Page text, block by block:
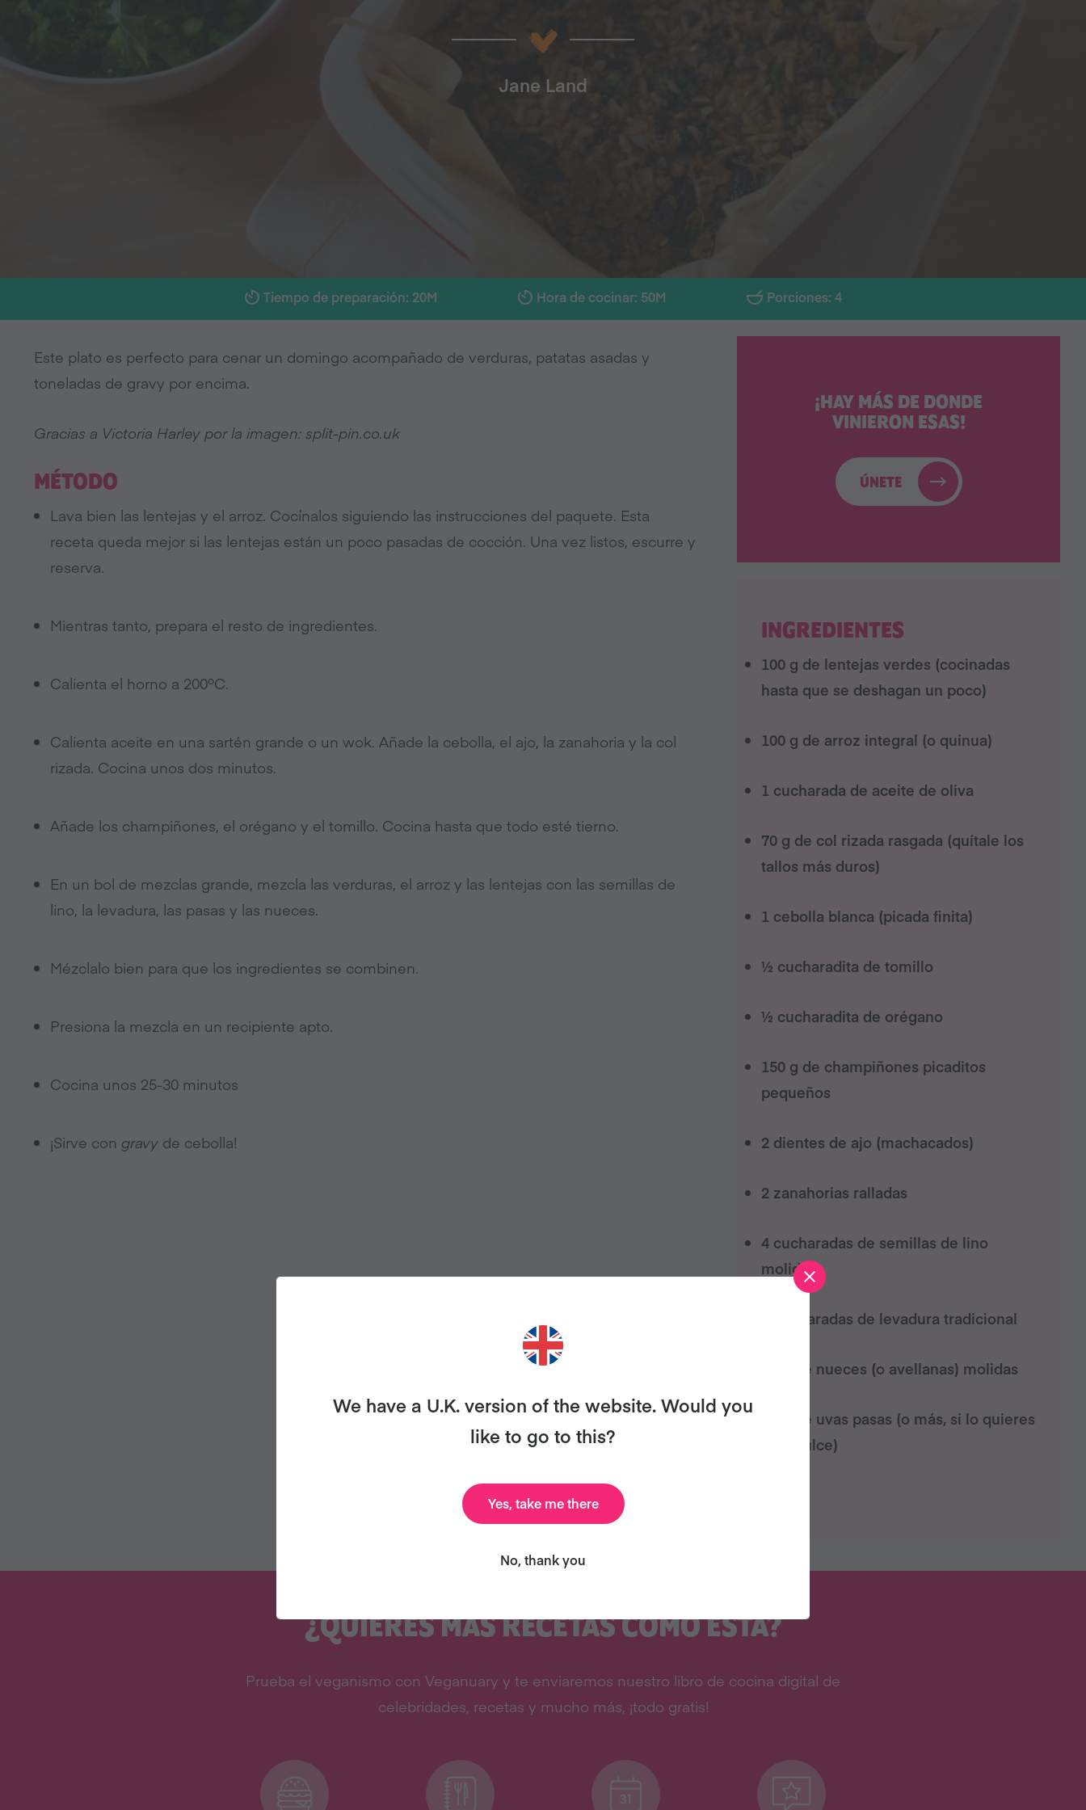
Jane Land
Tiempo de preparación: 20M Hora de cocinar: 50M Porciones: 4
¡HAY MÁS DE DONDE
VINIERON ESAS!
ÚNETE
INGREDIENTES
100 g de lentejas verdes (cocinadas
hasta que se deshagan un poco)
100 g de arroz integral (o quinua)
1 cucharada de aceite de oliva
70 g de col rizada rasgada (quítale los
tallos más duros)
1 cebolla blanca (picada finita)
½ cucharadita de tomillo
½ cucharadita de orégano
150 g de champiñones picaditos
pequeños
2 dientes de ajo (machacados)
2 zanahorias ralladas
4 cucharadas de semillas de lino
molidas
2 cucharadas de levadura tradicional
50 g de nueces (o avellanas) molidas
50 g de uvas pasas (o más, si lo quieres
más dulce)
Este plato es perfecto para cenar un domingo acompañado de verduras, patatas asadas y
toneladas de gravy por encima.
Gracias a Victoria Harley por la imagen: split-pin.co.uk
MÉTODO
Lava bien las lentejas y el arroz. Cocínalos siguiendo las instrucciones del paquete. Esta
receta queda mejor si las lentejas están un poco pasadas de cocción. Una vez listos, escurre y
reserva.
Mientras tanto, prepara el resto de ingredientes.
Calienta el horno a 200ºC.
Calienta aceite en una sartén grande o un wok. Añade la cebolla, el ajo, la zanahoria y la col
rizada. Cocina unos dos minutos.
Añade los champiñones, el orégano y el tomillo. Cocina hasta que todo esté tierno.
En un bol de mezclas grande, mezcla las verduras, el arroz y las lentejas con las semillas de
lino, la levadura, las pasas y las nueces.
Mézclalo bien para que los ingredientes se combinen.
Presiona la mezcla en un recipiente apto.
Cocina unos 25-30 minutos
¡Sirve con gravy de cebolla!
¿QUIERES MÁS RECETAS COMO ÉSTA?
Prueba el veganismo con Veganuary y te enviaremos nuestro libro de cocina digital de
celebridades, recetas y mucho más, ¡todo gratis!
We have a U.K. version of the website. Would you
like to go to this?
Yes, take me there
No, thank you